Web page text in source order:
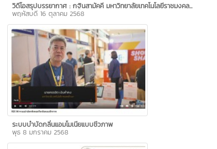
วิดีโอสรุปบรรยากาศ : กฐินสามัคคี มหาวิทยาลัยเทคโนโลยีราชมงคล...
พฤหัสบดี 16 ตุลาคม 2568
ระบบบำบัดกลิ่นแอมโมเนียแบบชีวภาพ
พุธ 8 มกราคม 2568